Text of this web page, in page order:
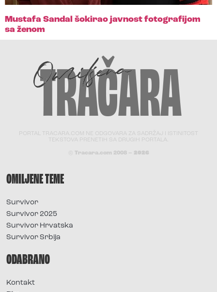
Mustafa Sandal šokirao javnost fotografijom
sa ženom
PORTAL TRACARA.COM NE ODGOVARA ZA SADRŽAJ I ISTINITOST
TEKSTOVA PRENETIH SA DRUGIH PORTALA.
© Tracara.com 2008 – 2026
OMILJENE TEME
Survivor
Survivor 2025
Survivor Hrvatska
Survivor Srbija
ODABRANO
Kontakt